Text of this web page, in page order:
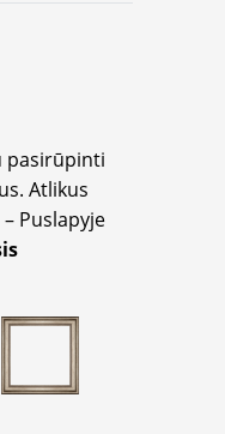
pasirūpinti
Atlikus
– Puslapyje